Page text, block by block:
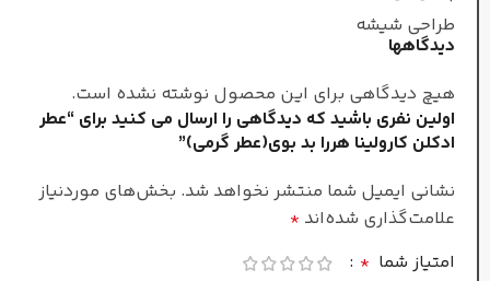
جنسیت مردانه
غلظت
طراحی شیشه
دیدگاهها
هیچ دیدگاهی برای این محصول نوشته نشده است.
اولین نفری باشید که دیدگاهی را ارسال می کنید برای “عطر
ادکلن کارولینا هررا بد بوی(عطر گرمی)”
نشانی ایمیل شما منتشر نخواهد شد. بخش‌های موردنیاز
علامت‌گذاری شده‌اند *
امتیاز شما *